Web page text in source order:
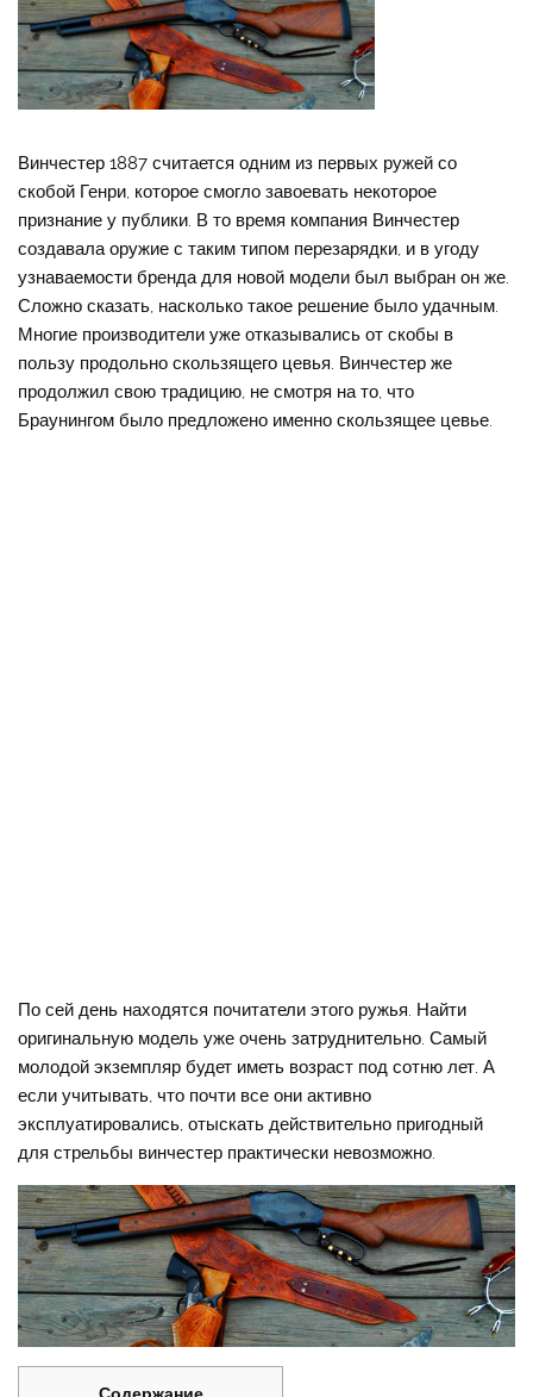
Винчестер 1887 считается одним из первых ружей со
скобой Генри, которое смогло завоевать некоторое
признание у публики. В то время компания Винчестер
создавала оружие с таким типом перезарядки, и в угоду
узнаваемости бренда для новой модели был выбран он же.
Сложно сказать, насколько такое решение было удачным.
Многие производители уже отказывались от скобы в
пользу продольно скользящего цевья. Винчестер же
продолжил свою традицию, не смотря на то, что
Браунингом было предложено именно скользящее цевье.
По сей день находятся почитатели этого ружья. Найти
оригинальную модель уже очень затруднительно. Самый
молодой экземпляр будет иметь возраст под сотню лет. А
если учитывать, что почти все они активно
эксплуатировались, отыскать действительно пригодный
для стрельбы винчестер практически невозможно.
Содержание